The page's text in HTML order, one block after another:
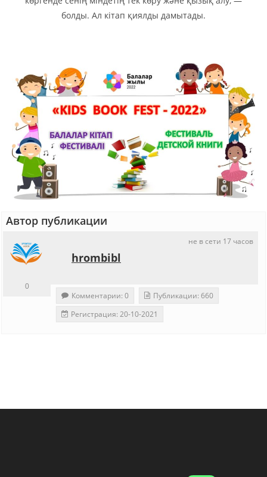
болды. Ал кітап қиялды дамытады.
Автор публикации
не в сети 17 часов
hrombibl
0
Комментарии: 0
Публикации: 660
Регистрация: 20-10-2021